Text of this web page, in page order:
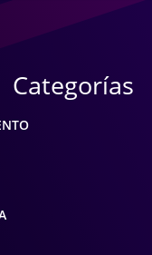
Categorías